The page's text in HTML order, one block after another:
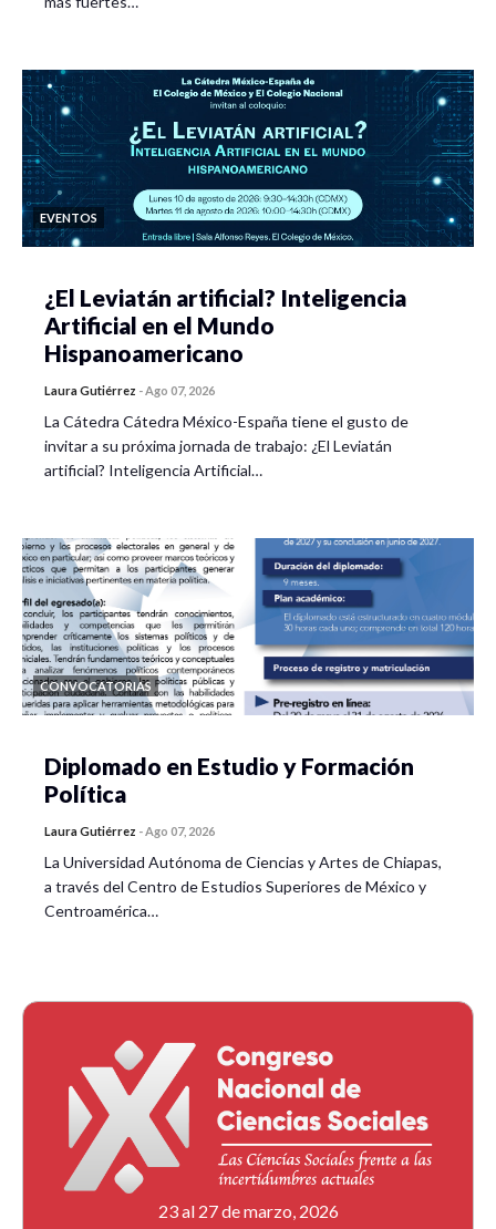
EVENTOS
¿El Leviatán artificial? Inteligencia
Artificial en el Mundo
Hispanoamericano
Laura Gutiérrez -Ago 07, 2026
La Cátedra Cátedra México-España tiene el gusto de
invitar a su próxima jornada de trabajo: ¿El Leviatán
artificial? Inteligencia Artificial…
CONVOCATORIAS
Diplomado en Estudio y Formación
Política
Laura Gutiérrez -Ago 07, 2026
La Universidad Autónoma de Ciencias y Artes de Chiapas,
a través del Centro de Estudios Superiores de México y
Centroamérica…
23 al 27 de marzo, 2026